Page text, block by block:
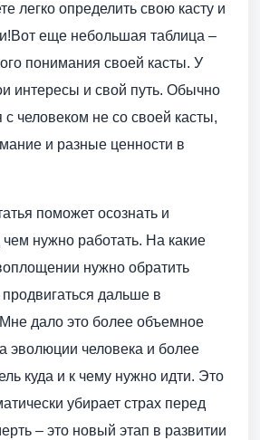
легко определить свою касту и
еще небольшая таблица –
понимания своей касты. У
интересы и свой путь. Обычно
человеком не со своей касты,
и разные ценности в
поможет осознать и
чем нужно работать. На какие
нужно обратить
дальше в
дало это более объемное
эволюции человека и более
куда и к чему нужно идти. Это
убирает страх перед
– это новый этап в развитии